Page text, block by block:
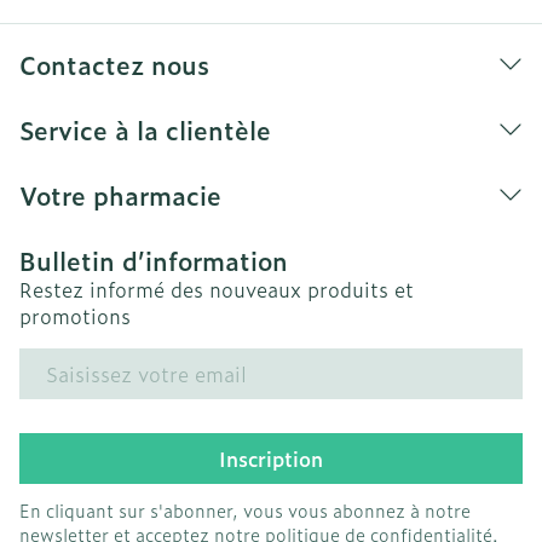
Conservez vos bas à l'abri de l'humidité et du
soleil à température ambiante.
endommager les bas.
d'une mauvaise utilisation ou d'une
Contactez nous
Service à la clientèle
Votre pharmacie
Bulletin d’information
Restez informé des nouveaux produits et
promotions
Adresse mail
Inscription
En cliquant sur s'abonner, vous vous abonnez à notre
newsletter et acceptez notre politique de confidentialité.